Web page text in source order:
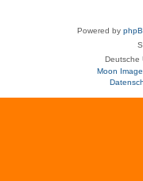
Powered by
Deutsche
Moon